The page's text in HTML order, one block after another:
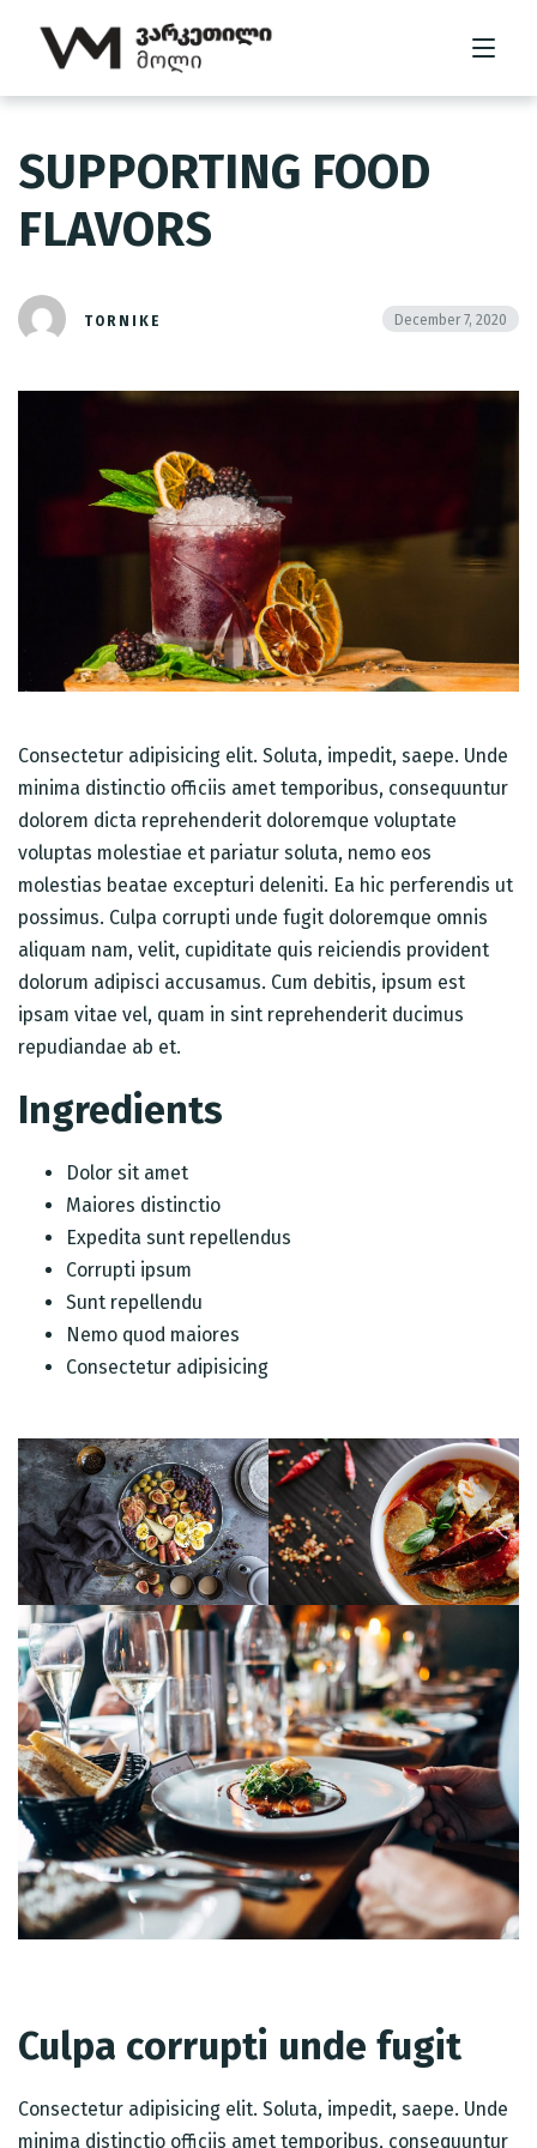
მთავარი
მოლის შესახებ
SUPPORTING FOOD
FLAVORS
TORNIKE December 7, 2020
Consectetur adipisicing elit. Soluta, impedit, saepe. Unde
minima distinctio officiis amet temporibus, consequuntur
dolorem dicta reprehenderit doloremque voluptate
voluptas molestiae et pariatur soluta, nemo eos
molestias beatae excepturi deleniti. Ea hic perferendis ut
possimus. Culpa corrupti unde fugit doloremque omnis
aliquam nam, velit, cupiditate quis reiciendis provident
dolorum adipisci accusamus. Cum debitis, ipsum est
ipsam vitae vel, quam in sint reprehenderit ducimus
repudiandae ab et.
Ingredients
Dolor sit amet
Maiores distinctio
Expedita sunt repellendus
Corrupti ipsum
Sunt repellendu
Nemo quod maiores
Consectetur adipisicing
Culpa corrupti unde fugit
Consectetur adipisicing elit. Soluta, impedit, saepe. Unde
minima distinctio officiis amet temporibus, consequuntur